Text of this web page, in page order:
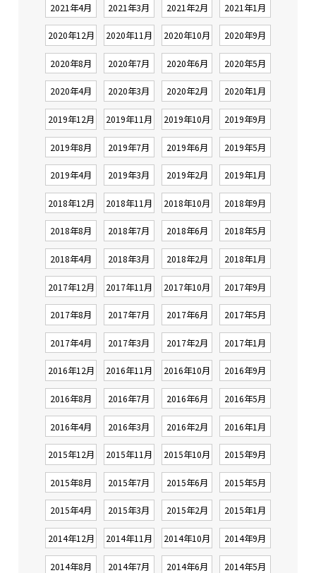
2021年4月 2021年3月 2021年2月 2021年1月
2020年12月 2020年11月 2020年10月 2020年9月
2020年8月 2020年7月 2020年6月 2020年5月
2020年4月 2020年3月 2020年2月 2020年1月
2019年12月 2019年11月 2019年10月 2019年9月
2019年8月 2019年7月 2019年6月 2019年5月
2019年4月 2019年3月 2019年2月 2019年1月
2018年12月 2018年11月 2018年10月 2018年9月
2018年8月 2018年7月 2018年6月 2018年5月
2018年4月 2018年3月 2018年2月 2018年1月
2017年12月 2017年11月 2017年10月 2017年9月
2017年8月 2017年7月 2017年6月 2017年5月
2017年4月 2017年3月 2017年2月 2017年1月
2016年12月 2016年11月 2016年10月 2016年9月
2016年8月 2016年7月 2016年6月 2016年5月
2016年4月 2016年3月 2016年2月 2016年1月
2015年12月 2015年11月 2015年10月 2015年9月
2015年8月 2015年7月 2015年6月 2015年5月
2015年4月 2015年3月 2015年2月 2015年1月
2014年12月 2014年11月 2014年10月 2014年9月
2014年8月 2014年7月 2014年6月 2014年5月